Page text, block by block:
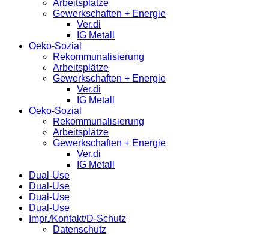
Arbeitsplätze
Gewerkschaften + Energie
Ver.di
IG Metall
Oeko-Sozial
Rekommunalisierung
Arbeitsplätze
Gewerkschaften + Energie
Ver.di
IG Metall
Oeko-Sozial
Rekommunalisierung
Arbeitsplätze
Gewerkschaften + Energie
Ver.di
IG Metall
Dual-Use
Dual-Use
Dual-Use
Dual-Use
Impr./Kontakt/D-Schutz
Datenschutz